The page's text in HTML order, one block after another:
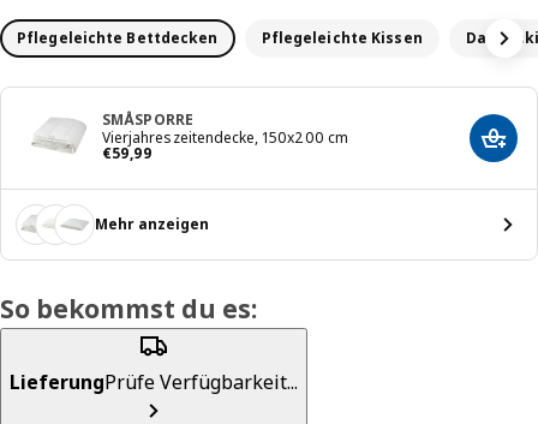
Pflegeleichte Bettdecken Pflegeleichte Kissen
SMÅSPORRE
Vierjahreszeitendecke, 150x200 cm
€59,99
Preis € 59,99 In
Mehr anzeigen
So bekommst du es:
LieferungPrüfe Verfügbarkeit...